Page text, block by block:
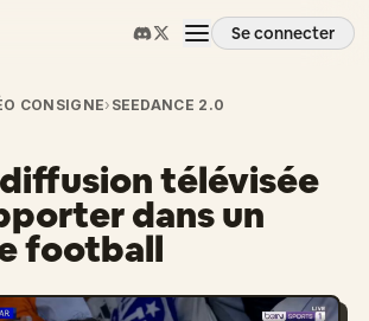
Se connecter
CONSIGNE› SEEDANCE 2.0
télévisée
dans un
football